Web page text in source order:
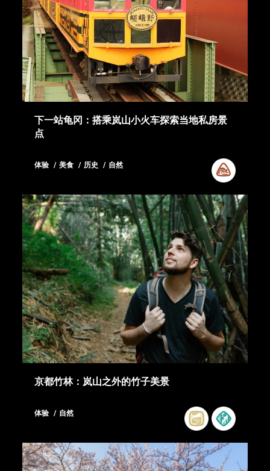
下一站龟冈：搭乘岚山小火车探索当地私房景
点
体验 美食 历史 自然
京都竹林：岚山之外的竹子美景
体验 自然